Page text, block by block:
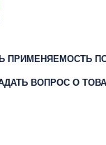
ПРИМЕНЯЕМОСТЬ
ВОПРОС О